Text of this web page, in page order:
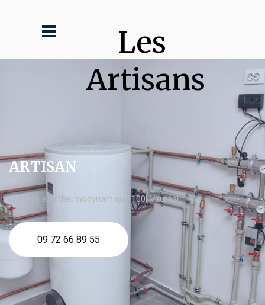
Les
Artisans
ARTISAN
chauffe eau thermodynamique 100l Vauréal
09 72 66 89 55